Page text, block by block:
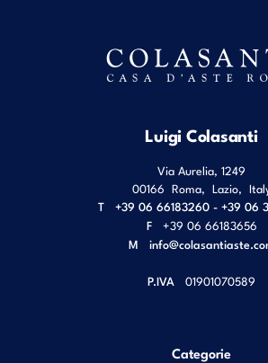
Luigi Colasanti
Via Aurelia, 1249
00166 Roma Lazio
T
+39 06 66183260 - +39 06
F
+39 06 66183656
M
P.IVA 01901070589
Categorie